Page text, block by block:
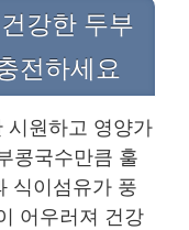
강한 두부
전하세요
시원하고 영양가
콩국수만큼 훌
식이섬유가 풍
어우러져 건강